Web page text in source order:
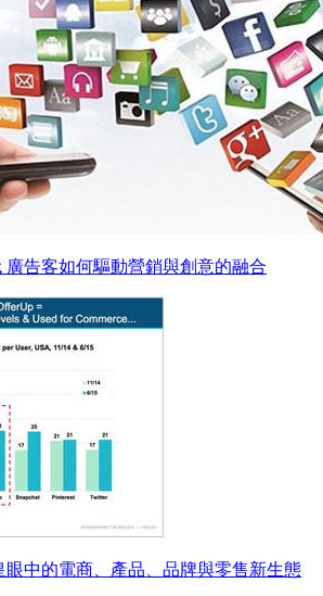
告客如何驅動營銷與創意的融合
眼中的電商、產品、品牌與零售新生態